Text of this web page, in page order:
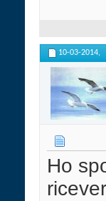
10-03-2014,
Ho